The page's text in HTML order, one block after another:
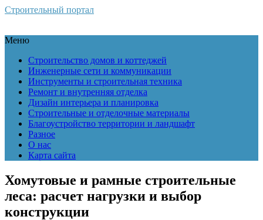
Строительный портал
Меню
Строительство домов и коттеджей
Инженерные сети и коммуникации
Инструменты и строительная техника
Ремонт и внутренняя отделка
Дизайн интерьера и планировка
Строительные и отделочные материалы
Благоустройство территории и ландшафт
Разное
О нас
Карта сайта
Хомутовые и рамные строительные
леса: расчет нагрузки и выбор
конструкции